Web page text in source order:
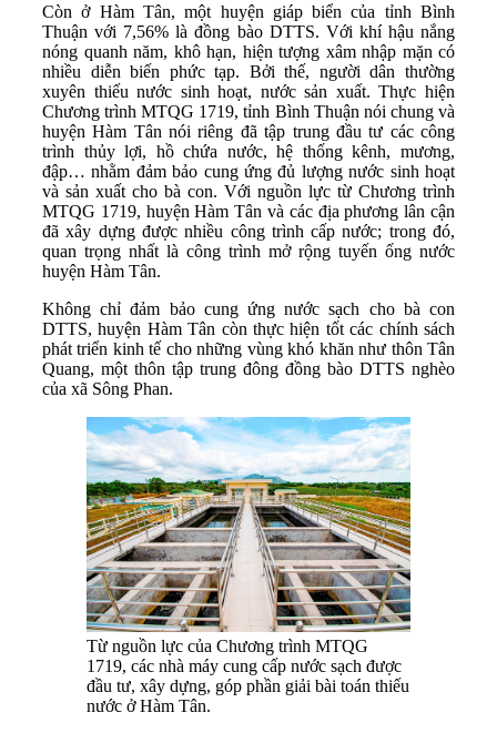
Còn ở Hàm Tân, một huyện giáp biển của tỉnh Bình
Thuận với 7,56% là đồng bào DTTS. Với khí hậu nắng
nóng quanh năm, khô hạn, hiện tượng xâm nhập mặn có
nhiều diễn biến phức tạp. Bởi thế, người dân thường
xuyên thiếu nước sinh hoạt, nước sản xuất. Thực hiện
Chương trình MTQG 1719, tỉnh Bình Thuận nói chung và
huyện Hàm Tân nói riêng đã tập trung đầu tư các công
trình thủy lợi, hồ chứa nước, hệ thống kênh, mương,
đập… nhằm đảm bảo cung ứng đủ lượng nước sinh hoạt
và sản xuất cho bà con. Với nguồn lực từ Chương trình
MTQG 1719, huyện Hàm Tân và các địa phương lân cận
đã xây dựng được nhiều công trình cấp nước; trong đó,
quan trọng nhất là công trình mở rộng tuyến ống nước
huyện Hàm Tân.
Không chỉ đảm bảo cung ứng nước sạch cho bà con
DTTS, huyện Hàm Tân còn thực hiện tốt các chính sách
phát triển kinh tế cho những vùng khó khăn như thôn Tân
Quang, một thôn tập trung đông đồng bào DTTS nghèo
của xã Sông Phan.
Từ nguồn lực của Chương trình MTQG
1719, các nhà máy cung cấp nước sạch được
đầu tư, xây dựng, góp phần giải bài toán thiếu
nước ở Hàm Tân.